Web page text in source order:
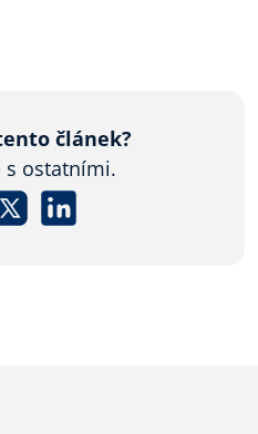
článek?
s ostatními.